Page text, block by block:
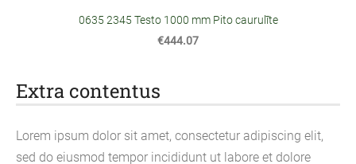
Extra contentus
Lorem ipsum dolor sit amet, consectetur adipiscing elit,
sed do eiusmod tempor incididunt ut labore et dolore
0635 2345 Testo 1000 mm Pito caurulīte
€444.07